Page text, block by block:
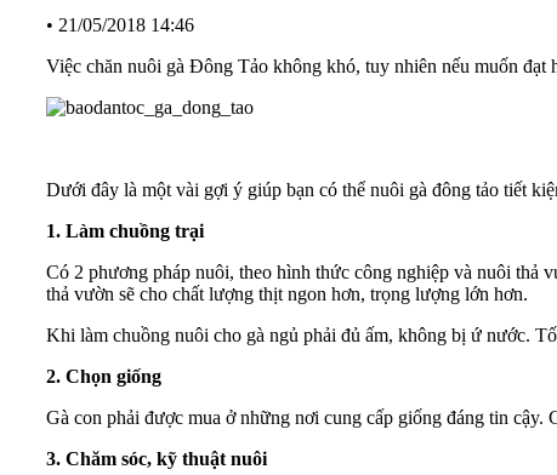
• 21/05/2018 14:46
Việc chăn nuôi gà Đông Tảo không khó, tuy nhiên nếu muốn
Dưới đây là một vài gợi ý giúp bạn có thể nuôi gà đông tảo tiết
1. Làm chuồng trại
Có 2 phương pháp nuôi, theo hình thức công nghiệp và nuôi thả
thả vườn sẽ cho chất lượng thịt ngon hơn, trọng lượng lớn hơn.
Khi làm chuồng nuôi cho gà ngủ phải đủ ấm, không bị ứ nước.
2. Chọn giống
Gà con phải được mua ở những nơi cung cấp giống đáng tin
3. Chăm sóc, kỹ thuật nuôi